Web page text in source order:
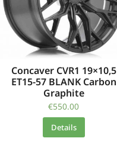
Concaver CVR1 19×10,5
ET15-57 BLANK Carbon
Graphite
€550.00
Details